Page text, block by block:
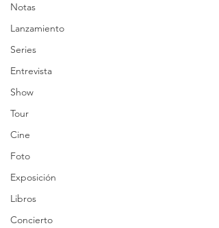
Notas
Lanzamiento
Series
Entrevista
Show
Tour
Cine
Foto
Exposición
Libros
Concierto